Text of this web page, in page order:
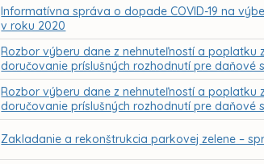
Informatívna správa o dopade COVID-19 na
v roku 2020
Rozbor výberu dane z nehnuteľností a
doručovanie príslušných rozhodnutí pre daňové
Rozbor výberu dane z nehnuteľností a
doručovanie príslušných rozhodnutí pre daňové
Zakladanie a rekonštrukcia parkovej zelene –